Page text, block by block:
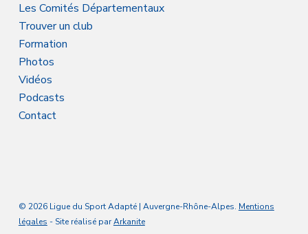
Les Comités Départementaux
Trouver un club
Formation
Photos
Vidéos
Podcasts
Contact
© 2026 Ligue du Sport Adapté | Auvergne-Rhône-Alpes. Mentions
légales - Site réalisé parArkanite